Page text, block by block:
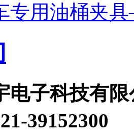
专用油桶夹
电子科技有限
39152300